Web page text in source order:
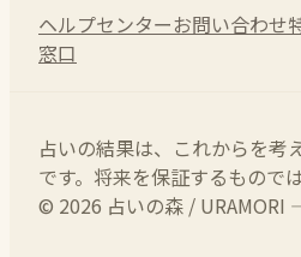
ヘルプセンターお問い合わせ
窓口
占いの結果は、これからを考
です。将来を保証するもので
© 2026 占いの森 / URAMORI